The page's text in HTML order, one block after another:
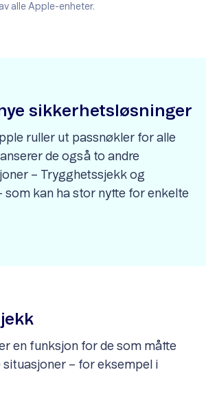
alle Apple-enheter.
sikkerhetsløsninger
ruller ut passnøkler for alle
de også to andre
– Trygghetssjekk og
som kan ha stor nytte for enkelte
en funksjon for de som måtte
– for eksempel i